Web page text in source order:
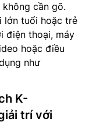
cần gõ.
lớn tuổi hoặc trẻ
điện thoại, máy
hoặc điều
như
K-
trí với